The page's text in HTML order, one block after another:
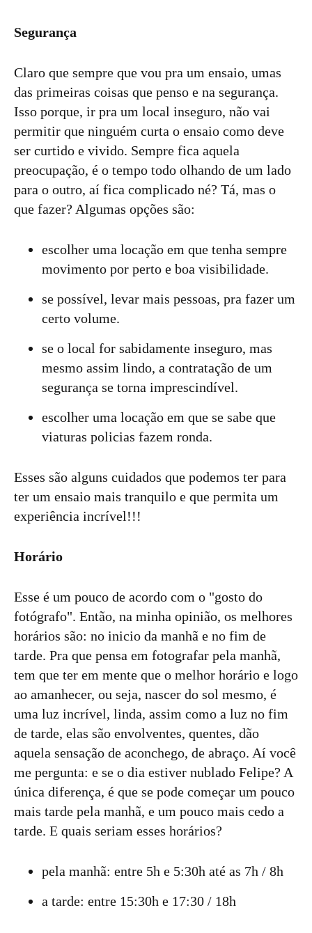
Segurança
Claro que sempre que vou pra um ensaio, umas
das primeiras coisas que penso e na segurança.
Isso porque, ir pra um local inseguro, não vai
permitir que ninguém curta o ensaio como deve
ser curtido e vivido. Sempre fica aquela
preocupação, é o tempo todo olhando de um lado
para o outro, aí fica complicado né? Tá, mas o
que fazer? Algumas opções são:
escolher uma locação em que tenha sempre
movimento por perto e boa visibilidade.
se possível, levar mais pessoas, pra fazer um
certo volume.
se o local for sabidamente inseguro, mas
mesmo assim lindo, a contratação de um
segurança se torna imprescindível.
escolher uma locação em que se sabe que
viaturas policias fazem ronda.
Esses são alguns cuidados que podemos ter para
ter um ensaio mais tranquilo e que permita um
experiência incrível!!!
Horário
Esse é um pouco de acordo com o "gosto do
fotógrafo". Então, na minha opinião, os melhores
horários são: no inicio da manhã e no fim de
tarde. Pra que pensa em fotografar pela manhã,
tem que ter em mente que o melhor horário e logo
ao amanhecer, ou seja, nascer do sol mesmo, é
uma luz incrível, linda, assim como a luz no fim
de tarde, elas são envolventes, quentes, dão
aquela sensação de aconchego, de abraço. Aí você
me pergunta: e se o dia estiver nublado Felipe? A
única diferença, é que se pode começar um pouco
mais tarde pela manhã, e um pouco mais cedo a
tarde. E quais seriam esses horários?
pela manhã: entre 5h e 5:30h até as 7h / 8h
a tarde: entre 15:30h e 17:30 / 18h